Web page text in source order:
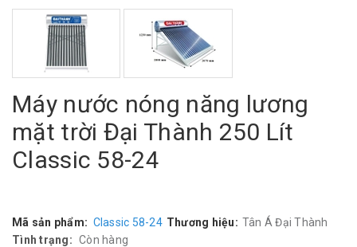
Máy nước nóng năng lương
mặt trời Đại Thành 250 Lít
Classic 58-24
Mã sản phẩm: Classic 58-24 Thương hiệu: Tân Á Đại Thành
Tình trạng: Còn hàng